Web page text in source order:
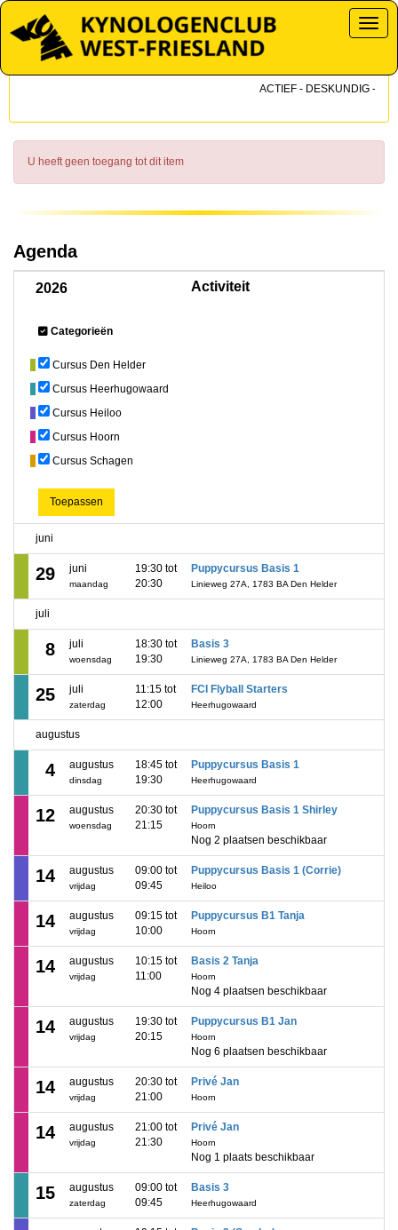
ACTIEF - DESKUNDIG -
U heeft geen toegang tot dit item
Agenda
2026 Activiteit
Categorieën
Cursus Den Helder
Cursus Heerhugowaard
Cursus Heiloo
Cursus Hoorn
Cursus Schagen
Toepassen
juni
29 juni
maandag
19:30 tot
20:30
Puppycursus Basis 1
Linieweg 27A, 1783 BA Den Helder
juli
8 juli
woensdag
18:30 tot
19:30
Basis 3
Linieweg 27A, 1783 BA Den Helder
25 juli
zaterdag
11:15 tot
12:00
FCI Flyball Starters
Heerhugowaard
augustus
4 augustus
dinsdag
18:45 tot
19:30
Puppycursus Basis 1
Heerhugowaard
12 augustus
woensdag
20:30 tot
21:15
Puppycursus Basis 1 Shirley
Hoorn
Nog 2 plaatsen beschikbaar
14 augustus
vrijdag
09:00 tot
09:45
Puppycursus Basis 1 (Corrie)
Heiloo
14 augustus
vrijdag
09:15 tot
10:00
Puppycursus B1 Tanja
Hoorn
14 augustus
vrijdag
10:15 tot
11:00
Basis 2 Tanja
Hoorn
Nog 4 plaatsen beschikbaar
14 augustus
vrijdag
19:30 tot
20:15
Puppycursus B1 Jan
Hoorn
Nog 6 plaatsen beschikbaar
14 augustus
vrijdag
20:30 tot
21:00
Privé Jan
Hoorn
14 augustus
vrijdag
21:00 tot
21:30
Privé Jan
Hoorn
Nog 1 plaats beschikbaar
15 augustus
zaterdag
09:00 tot
09:45
Basis 3
Heerhugowaard